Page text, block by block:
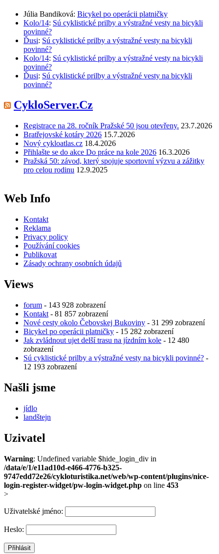
Júlia Bandiková: Bicykel po operácii platničky
Kolo/14: Sú cyklistické prilby a výstražné vesty na bicykli
povinné?
Ďusi: Sú cyklistické prilby a výstražné vesty na bicykli
povinné?
Kolo/14: Sú cyklistické prilby a výstražné vesty na bicykli
povinné?
Ďusi: Sú cyklistické prilby a výstražné vesty na bicykli
povinné?
CykloServer.Cz
Registrace na 28. ročník Pražské 50 jsou otevřeny. 23.7.2026
Bratřejovské kotáry 2026 15.7.2026
Nový cykloatlas.cz 18.4.2026
Přihlašte se do akce Do práce na kole 2026 16.3.2026
Pražská 50: závod, který spojuje sportovní výzvu a zážitky
pro celou rodinu 12.9.2025
Web Info
Kontakt
Reklama
Privacy policy
Používání cookies
Publikovat
Zásady ochrany osobních údajů
Views
forum - 143 928 zobrazení
Kontakt - 81 857 zobrazení
Nové cesty okolo Čebovskej Bukoviny - 31 299 zobrazení
Bicykel po operácii platničky - 15 282 zobrazení
Jak zvládnout ujet delší trasu na jízdním kole - 12 480
zobrazení
Sú cyklistické prilby a výstražné vesty na bicykli povinné? -
12 193 zobrazení
Našli jsme
jídlo
landštejn
Uzivatel
Warning: Undefined variable $hide_login_div in
/data/e/1/e11ad10d-e466-4776-b325-
9747edd72e26/cykloturistika.net/web/wp-content/plugins/nice-
login-register-widget/pw-login-widget.php on line 453
>
Uživatelské jméno:
Heslo: